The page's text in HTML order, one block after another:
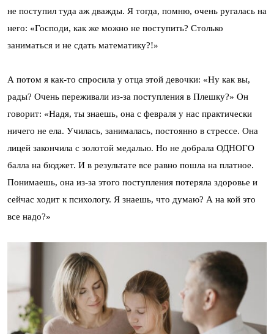
не поступил туда аж дважды. Я тогда, помню, очень ругалась на
него: «Господи, как же можно не поступить? Столько
заниматься и не сдать математику?!»
А потом я как-то спросила у отца этой девочки: «Ну как вы,
рады? Очень переживали из-за поступления в Плешку?» Он
говорит: «Надя, ты знаешь, она с февраля у нас практически
ничего не ела. Училась, занималась, постоянно в стрессе. Она
лицей закончила с золотой медалью. Но не добрала ОДНОГО
балла на бюджет. И в результате все равно пошла на платное.
Понимаешь, она из-за этого поступления потеряла здоровье и
сейчас ходит к психологу. Я знаешь, что думаю? А на кой это
все надо?»